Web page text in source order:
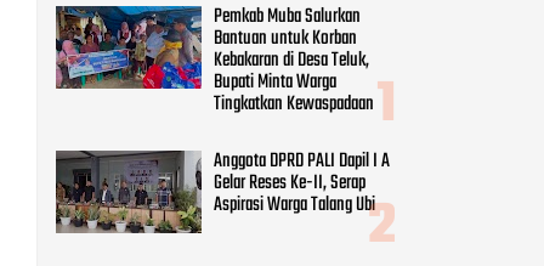
Pemkab Muba Salurkan
Bantuan untuk Korban
Kebakaran di Desa Teluk,
Bupati Minta Warga
Tingkatkan Kewaspadaan
Anggota DPRD PALI Dapil I A
Gelar Reses Ke-II, Serap
Aspirasi Warga Talang Ubi